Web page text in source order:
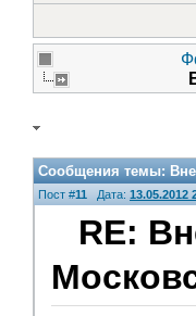
Сообщения темы:
Пост #11 Дата: 13.05.2012
RE: